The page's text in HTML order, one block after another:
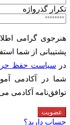
تکرار گذرواژه
هنرجوی گرامی
پشتیبانی از شما
در سیاست حفظ
شما در آکادمی
توافق‌نامه آکادمی
عضویت
حساب دارید؟